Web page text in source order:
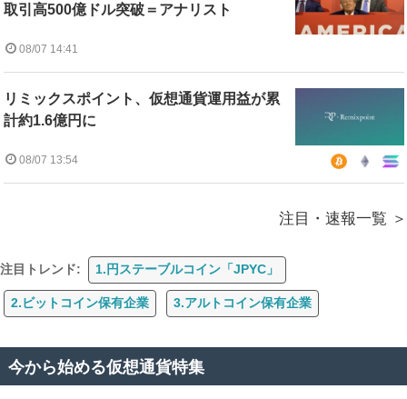
取引高500億ドル突破＝アナリスト
08/07 14:41
リミックスポイント、仮想通貨運用益が累
計約1.6億円に
08/07 13:54
注目・速報一覧
注目トレンド: 1.円ステーブルコイン「JPYC」
2.ビットコイン保有企業 3.アルトコイン保有企業
今から始める仮想通貨特集